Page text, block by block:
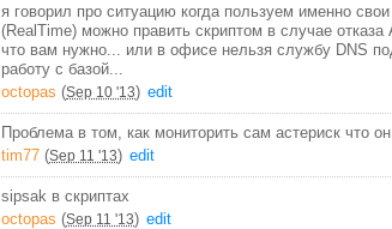
я говорил про ситуацию когда пользуем именно
(RealTime) можно править скриптом в случае
что вам нужно... или в офисе нельзя службу DNS
работу с базой...
octopas (Sep 10 '13) edit
Проблема в том, как мониторить сам астериск что
tim77 (Sep 11 '13) edit
sipsak в скриптах
octopas (Sep 11 '13) edit